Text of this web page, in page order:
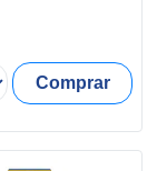
Comprar